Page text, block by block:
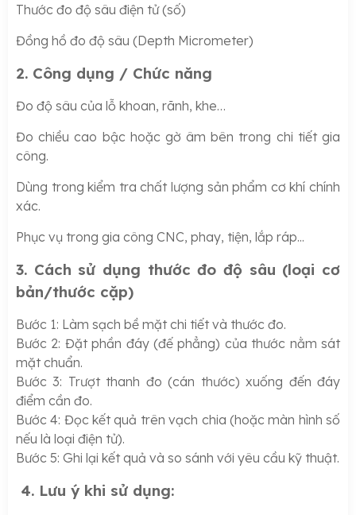
Thước đo độ sâu điện tử (số)
Đồng hồ đo độ sâu (Depth Micrometer)
2. Công dụng / Chức năng
Đo độ sâu của lỗ khoan, rãnh, khe…
Đo chiều cao bậc hoặc gờ âm bên trong chi tiết gia
công.
Dùng trong kiểm tra chất lượng sản phẩm cơ khí chính
xác.
Phục vụ trong gia công CNC, phay, tiện, lắp ráp...
3. Cách sử dụng thước đo độ sâu (loại cơ
bản/thước cặp)
Bước 1: Làm sạch bề mặt chi tiết và thước đo.
Bước 2: Đặt phần đáy (đế phẳng) của thước nằm sát
mặt chuẩn.
Bước 3: Trượt thanh đo (cán thước) xuống đến đáy
điểm cần đo.
Bước 4: Đọc kết quả trên vạch chia (hoặc màn hình số
nếu là loại điện tử).
Bước 5: Ghi lại kết quả và so sánh với yêu cầu kỹ thuật.
4. Lưu ý khi sử dụng: